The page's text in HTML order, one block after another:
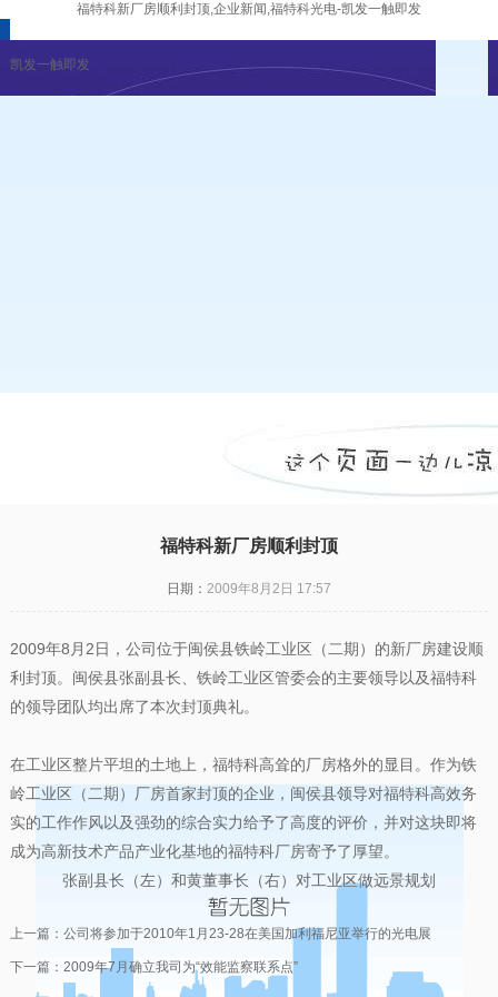
福特科新厂房顺利封顶,企业新闻,福特科光电-凯发一触即发
凯发一触即发
福特科新厂房顺利封顶
日期： 2009年8月2日 17:57
2009年8月2日，公司位于闽侯县铁岭工业区（二期）的新厂房建设顺
利封顶。闽侯县张副县长、铁岭工业区管委会的主要领导以及福特科
的领导团队均出席了本次封顶典礼。
在工业区整片平坦的土地上，福特科高耸的厂房格外的显目。作为铁
岭工业区（二期）厂房首家封顶的企业，闽侯县领导对福特科高效务
实的工作作风以及强劲的综合实力给予了高度的评价，并对这块即将
成为高新技术产品产业化基地的福特科厂房寄予了厚望。
张副县长（左）和黄董事长（右）对工业区做远景规划
上一篇： 公司将参加于2010年1月23-28在美国加利福尼亚举行的光电展
下一篇： 2009年7月确立我司为“效能监察联系点”